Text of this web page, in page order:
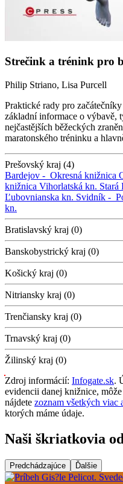
Strečink a trénink pro
Philip Striano, Lisa Purcell
Praktické rady pro
základní informace o výbavě,
nejčastějších běžeckých
maratonského tréninku a
Prešovský kraj (4)
Bardejov - Okresná knižnica
knižnica Vihorlatská kn. Stará
Ľubovnianska kn. Svidník -
kn.
Bratislavský kraj (0)
Banskobystrický kraj (0)
Košický kraj (0)
Nitriansky kraj (0)
Trenčiansky kraj (0)
Trnavský kraj (0)
Žilinský kraj (0)
Zdroj informácií: Infogate.sk.
evidencii danej knižnice,
nájdete zoznam všetkých viac
ktorých máme údaje.
Naši škriatkovia
Predchádzajúce Ďalšie